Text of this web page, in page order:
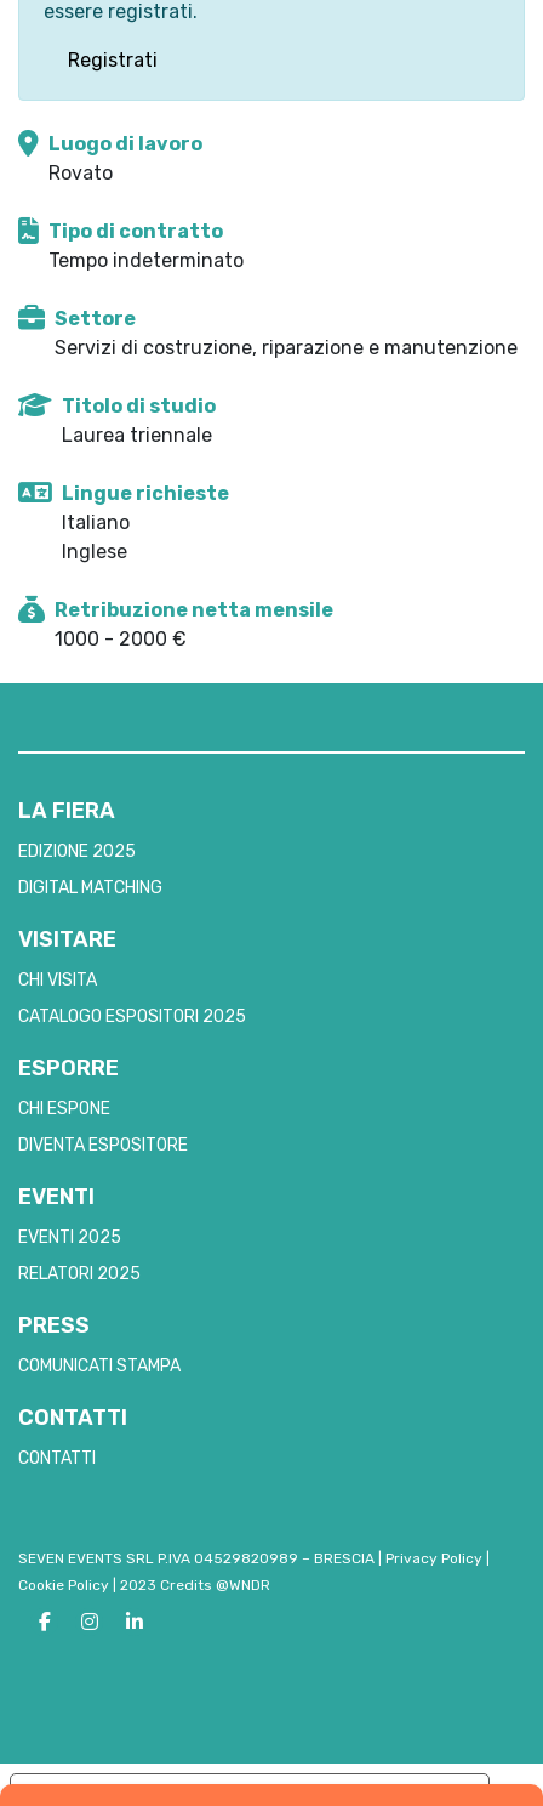
essere registrati.
Registrati
Luogo di lavoro
Rovato
Tipo di contratto
Tempo indeterminato
Settore
Servizi di costruzione, riparazione e manutenzione
Titolo di studio
Laurea triennale
Lingue richieste
Italiano
Inglese
Retribuzione netta mensile
1000 - 2000 €
LA FIERA
EDIZIONE 2025
DIGITAL MATCHING
VISITARE
CHI VISITA
CATALOGO ESPOSITORI 2025
ESPORRE
CHI ESPONE
DIVENTA ESPOSITORE
EVENTI
EVENTI 2025
RELATORI 2025
PRESS
COMUNICATI STAMPA
CONTATTI
CONTATTI
SEVEN EVENTS SRL P.IVA 04529820989 – BRESCIA Privacy Policy
Cookie Policy
2023 Credits @WNDR